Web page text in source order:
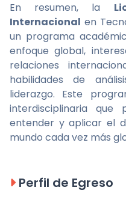
En resumen, la
Internacional en
un programa
enfoque global,
relaciones
habilidades de
liderazgo. Este
interdisciplinaria que
entender y aplicar el
mundo cada vez más
Perfil de Egreso